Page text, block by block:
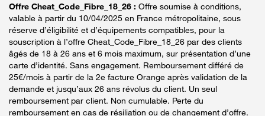
Offre Cheat_Code_Fibre_18_26 : Offre soumise à conditions,
valable à partir du 10/04/2025 en France métropolitaine, sous
réserve d’éligibilité et d’équipements compatibles, pour la
souscription à l’offre Cheat_Code_Fibre_18_26 par des clients
âgés de 18 à 26 ans et 6 mois maximum, sur présentation d’une
carte d’identité. Sans engagement. Remboursement différé de
25€/mois à partir de la 2e facture Orange après validation de la
demande et jusqu’aux 26 ans révolus du client. Un seul
remboursement par client. Non cumulable. Perte du
remboursement en cas de résiliation ou de changement d’offre.